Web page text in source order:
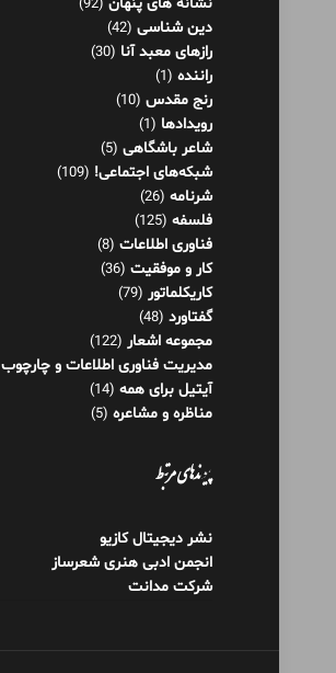
(92)
دین شناسی (42)
رازهای معبد آنا (30)
راننده (1)
رنج مقدس (10)
رویدادها (1)
شاعر باشگاهی (5)
شبکه‌های اجتماعی! (109)
شرنامه (26)
فلسفه (125)
فناوری اطلاعات (8)
کار و موفقیت (36)
کاریکلماتور (79)
گفتاورد (48)
مجموعه اشعار (122)
مدیریت فناوری اطلاعات و چارچوب ITIL
آیتیل برای همه (14)
مناظره و مشاعره (5)
پیوندهای مرتبط
نشر دیجیتال کازیو
انجمن ادبی هنری شعرساز
شرکت مدانت